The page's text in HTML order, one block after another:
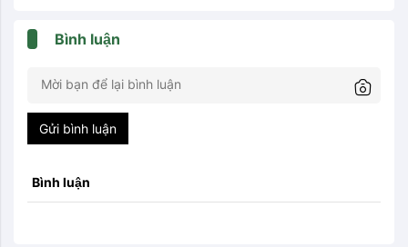
Bình luận
Gửi bình luận
Bình luận